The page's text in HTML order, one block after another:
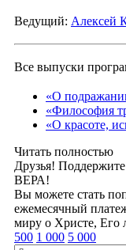
Ведущий: Алексей
Все выпуски
«О
«Философия
«О красоте,
Читать полностью
Друзья!
ВЕРА!
Вы можете стать
ежемесячный
миру о Христе, Его
500 1 000 5 000